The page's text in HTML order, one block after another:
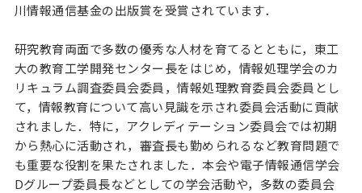
川情報通信基金の出版賞を受賞されています．
研究教育両面で多数の優秀な人材を育てるとともに，東工
大の教育工学開発センター長をはじめ，情報処理学会のカ
リキュラム調査委員会委員，情報処理教育委員会委員とし
て，情報教育について高い見識を示され委員会活動に貢献
されました．特に，アクレディテーション委員会では初期
から熱心に活動され，審査長も勤められるなど教育問題で
も重要な役割を果たされました．本会や電子情報通信学会
Dグループ委員長などとしての学会活動や，多数の委員会